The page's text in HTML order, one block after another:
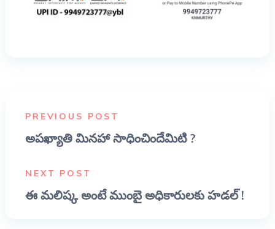
PREVIOUS POST
అపఖ్యాతి మినహా సాధించిందేమిటి ?
NEXT POST
ఈ మలిష్క అంటే ముంబై అధికారులకు హడల్ !